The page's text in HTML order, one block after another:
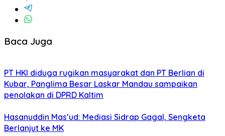
Baca Juga
PT HKI diduga rugikan masyarakat dan PT Berlian di
Kubar, Panglima Besar Laskar Mandau sampaikan
penolakan di DPRD Kaltim
Hasanuddin Mas’ud: Mediasi Sidrap Gagal, Sengketa
Berlanjut ke MK